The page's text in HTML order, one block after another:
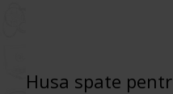
Husa spate